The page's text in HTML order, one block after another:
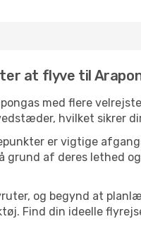
at flyve til
med flere
hvilket sikrer
er vigtige
grund af deres lethed
og begynd at
Find din ideelle